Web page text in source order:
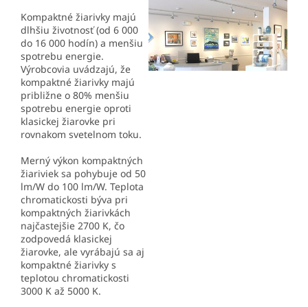
Kompaktné žiarivky majú
dlhšiu životnosť (od 6 000
do 16 000 hodín) a menšiu
spotrebu energie.
Výrobcovia uvádzajú, že
kompaktné žiarivky majú
približne o 80% menšiu
spotrebu energie oproti
klasickej žiarovke pri
rovnakom svetelnom toku.
Merný výkon kompaktných
žiariviek sa pohybuje od 50
lm/W do 100 lm/W. Teplota
chromatickosti býva pri
kompaktných žiarivkách
najčastejšie 2700 K, čo
zodpovedá klasickej
žiarovke, ale vyrábajú sa aj
kompaktné žiarivky s
teplotou chromatickosti
3000 K až 5000 K.